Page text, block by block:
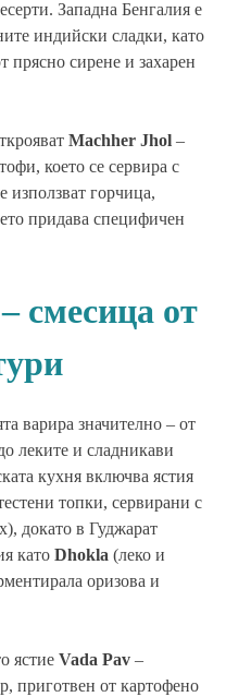
Западна Бенгалия е
индийски сладки, като
прясно сирене и захарен
Machher Jhol –
което се сервира с
използват горчица,
придава специфичен
смесица от
варира значително – от
леките и сладникави
кухня включва ястия
топки, сервирани с
докато в Гуджарат
като Dhokla (леко и
оризова и
ястие Vada Pav –
приготвен от картофено